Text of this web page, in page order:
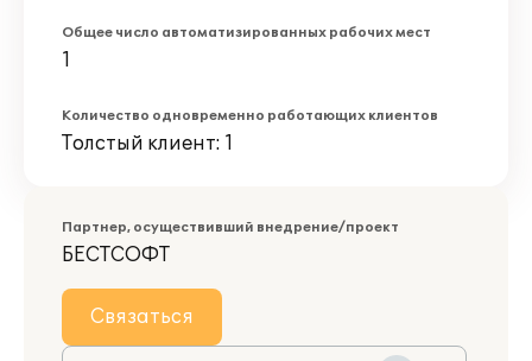
Общее число автоматизированных рабочих мест
1
Количество одновременно работающих клиентов
Толстый клиент: 1
Партнер, осуществивший внедрение/проект
БЕСТСОФТ
Связаться